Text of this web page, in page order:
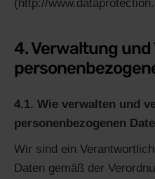
(http://
4. Verwaltung
4.1. Wie verwalten und
personenbezogenen
Wir sind ein
Daten gemäß der